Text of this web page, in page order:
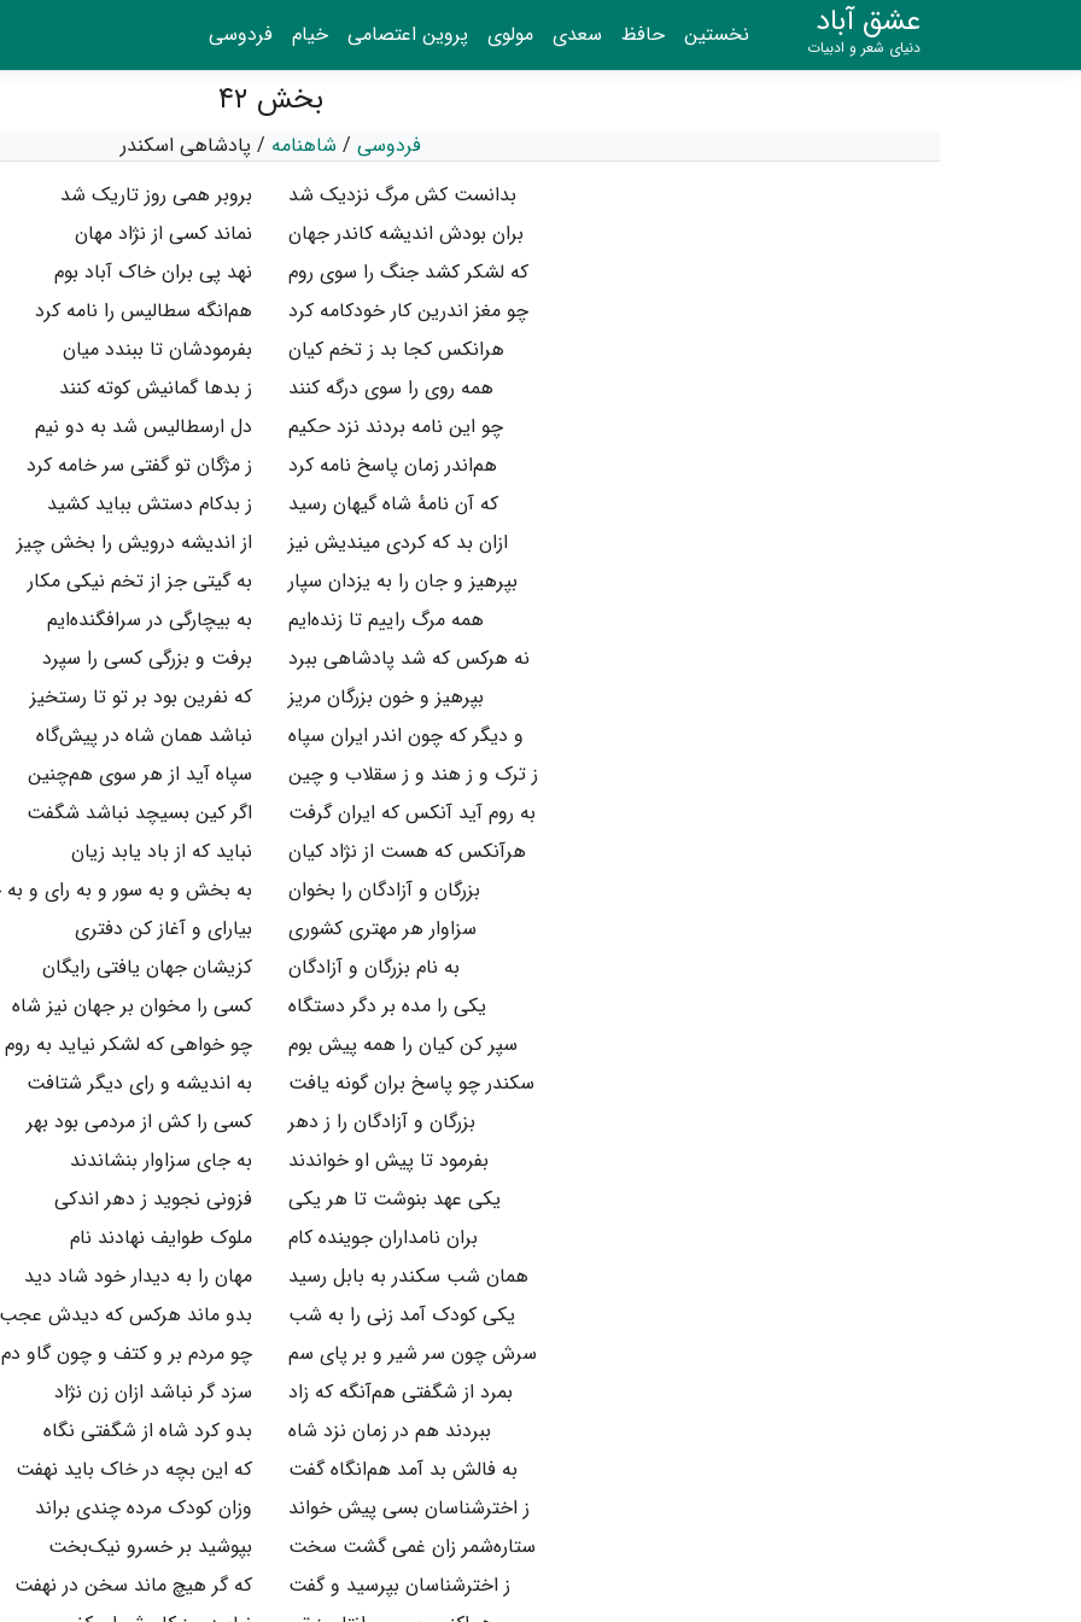
عشق آباد
دنیای شعر و ادبیات نخستین حافظ سعدی مولوی پروین اعتصامی خیام فردوسی
بخش ۴۲
فردوسی / شاهنامه / پادشاهی اسکندر
بدانست کش مرگ نزدیک شد
بروبر همی روز تاریک شد
بران بودش اندیشه کاندر جهان
نماند کسی از نژاد مهان
که لشکر کشد جنگ را سوی روم
نهد پی بران خاک آباد بوم
چو مغز اندرین کار خودکامه کرد
هم‌انگه سطالیس را نامه کرد
هرانکس کجا بد ز تخم کیان
بفرمودشان تا ببندد میان
همه روی را سوی درگه کنند
ز بدها گمانیش کوته کنند
چو این نامه بردند نزد حکیم
دل ارسطالیس شد به دو نیم
هم‌اندر زمان پاسخ نامه کرد
ز مژگان تو گفتی سر خامه کرد
که آن نامهٔ شاه گیهان رسید
ز بدکام دستش بباید کشید
ازان بد که کردی میندیش نیز
از اندیشه درویش را بخش چیز
بپرهیز و جان را به یزدان سپار
به گیتی جز از تخم نیکی مکار
همه مرگ راییم تا زنده‌ایم
به بیچارگی در سرافگنده‌ایم
نه هرکس که شد پادشاهی ببرد
برفت و بزرگی کسی را سپرد
بپرهیز و خون بزرگان مریز
که نفرین بود بر تو تا رستخیز
و دیگر که چون اندر ایران سپاه
نباشد همان شاه در پیش‌گاه
ز ترک و ز هند و ز سقلاب و چین
سپاه آید از هر سوی هم‌چنین
به روم آید آنکس که ایران گرفت
اگر کین بسیچد نباشد شگفت
هرآنکس که هست از نژاد کیان
نباید که از باد یابد زیان
بزرگان و آزادگان را بخوان
به بخش و به سور و به رای و به
سزاوار هر مهتری کشوری
بیارای و آغاز کن دفتری
به نام بزرگان و آزادگان
کزیشان جهان یافتی رایگان
یکی را مده بر دگر دستگاه
کسی را مخوان بر جهان نیز شاه
سپر کن کیان را همه پیش بوم
چو خواهی که لشکر نیاید به روم
سکندر چو پاسخ بران گونه یافت
به اندیشه و رای دیگر شتافت
بزرگان و آزادگان را ز دهر
کسی را کش از مردمی بود بهر
بفرمود تا پیش او خواندند
به جای سزاوار بنشاندند
یکی عهد بنوشت تا هر یکی
فزونی نجوید ز دهر اندکی
بران نامداران جوینده کام
ملوک طوایف نهادند نام
همان شب سکندر به بابل رسید
مهان را به دیدار خود شاد دید
یکی کودک آمد زنی را به شب
بدو ماند هرکس که دیدش عجب
سرش چون سر شیر و بر پای سم
چو مردم بر و کتف و چون گاو دم
بمرد از شگفتی هم‌آنگه که زاد
سزد گر نباشد ازان زن نژاد
ببردند هم در زمان نزد شاه
بدو کرد شاه از شگفتی نگاه
به فالش بد آمد هم‌انگاه گفت
که این بچه در خاک باید نهفت
ز اخترشناسان بسی پیش خواند
وزان کودک مرده چندی براند
ستاره‌شمر زان غمی گشت سخت
بپوشید بر خسرو نیک‌بخت
ز اخترشناسان بپرسید و گفت
که گر هیچ ماند سخن در نهفت